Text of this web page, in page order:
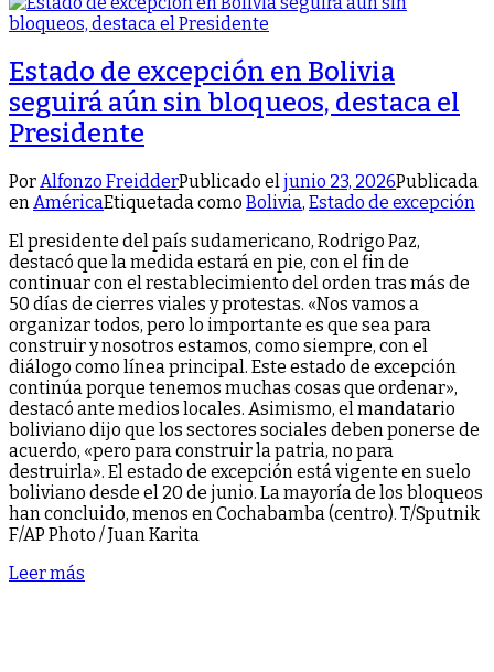
Estado de excepción en Bolivia
seguirá aún sin bloqueos, destaca el
Presidente
PorAlfonzo FreidderPublicado eljunio 23, 2026Publicada
enAméricaEtiquetada como Bolivia, Estado de excepción
El presidente del país sudamericano, Rodrigo Paz,
destacó que la medida estará en pie, con el fin de
continuar con el restablecimiento del orden tras más de
50 días de cierres viales y protestas. «Nos vamos a
organizar todos, pero lo importante es que sea para
construir y nosotros estamos, como siempre, con el
diálogo como línea principal. Este estado de excepción
continúa porque tenemos muchas cosas que ordenar»,
destacó ante medios locales. Asimismo, el mandatario
boliviano dijo que los sectores sociales deben ponerse de
acuerdo, «pero para construir la patria, no para
destruirla». El estado de excepción está vigente en suelo
boliviano desde el 20 de junio. La mayoría de los bloqueos
han concluido, menos en Cochabamba (centro). T/Sputnik
F/AP Photo / Juan Karita
Leer más